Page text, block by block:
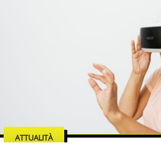
ATTUALITÀ